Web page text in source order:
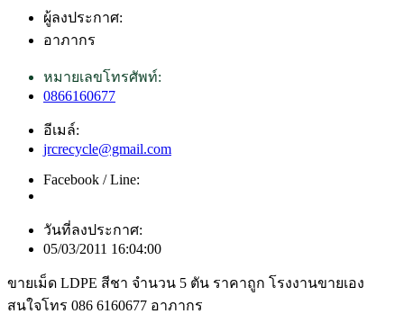
ผู้ลงประกาศ:
อาภากร
หมายเลขโทรศัพท์:
0866160677
อีเมล์:
jrcrecycle@gmail.com
Facebook / Line:
วันที่ลงประกาศ:
05/03/2011 16:04:00
ขายเม็ด LDPE สีชา จำนวน 5 ตัน ราคาถูก โรงงานขายเอง
สนใจโทร 086 6160677 อาภากร